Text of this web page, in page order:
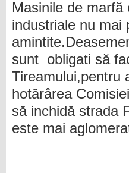
Masinile de
industriale nu mai
sunt obligati să
Tireamului,pentru
hotărârea
să inchidă strada
este mai